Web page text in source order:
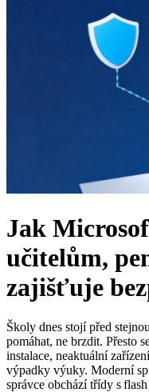
Jak
učitelům,
zajišťuje
Školy dnes stojí před
pomáhat, ne brzdit. Přesto
instalace, neaktuální
výpadky výuky. Moderní
správce obchází třídy s